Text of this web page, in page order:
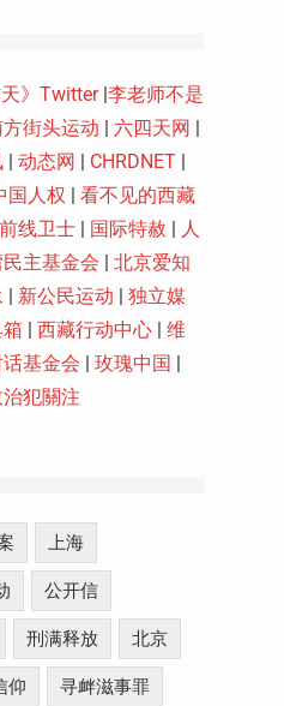
天》Twitter|李老师不是
街头运动 | 六四天网 |
| 动态网 | CHRDNET |
国人权 | 看不见的西藏
前线卫士 | 国际特赦 | 人
主基金会 | 北京爱知
| 新公民运动 | 独立媒
| 西藏行动中心 | 维
话基金会 | 玫瑰中国 |
犯關注
上海
公开信
刑满释放 北京
仰 寻衅滋事罪